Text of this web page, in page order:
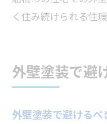
く住み続けられる住
外壁塗装で避
外壁塗装で避ける